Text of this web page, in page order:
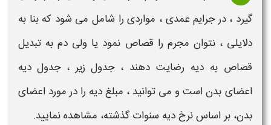
گیرد ، در جرایم عمدی ، مواردی را شامل می شود که بنا به
دلایلی ، نتوان مجرم را قصاص نمود یا ولی دم به تبدیل
قصاص به دیه رضایت دهند ،جدول زیر ،جدول دیه
اعضای بدناست و می توانید ، مبلغدیه را در مورد اعضای
بدن، بر اساسنرخ دیه سنوات گذشته، مشاهده نمایید.